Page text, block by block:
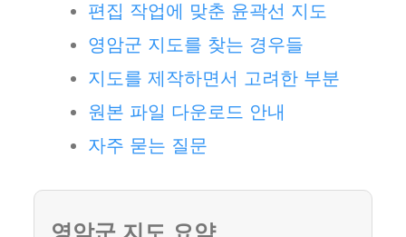
편집 작업에 맞춘 윤곽선 지도
영암군 지도를 찾는 경우들
지도를 제작하면서 고려한 부분
원본 파일 다운로드 안내
자주 묻는 질문
영암군 지도 요약